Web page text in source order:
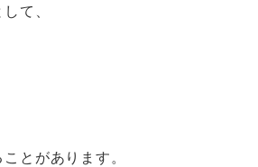
て、
とがあります。